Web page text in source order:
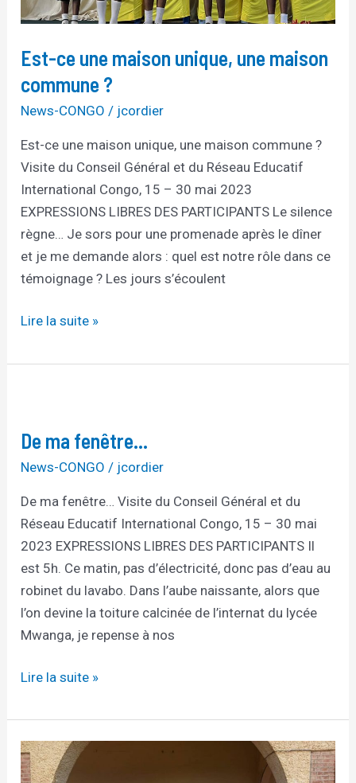
Est-ce une maison unique, une maison
commune ?
News-CONGO / jcordier
Est-ce une maison unique, une maison commune ?
Visite du Conseil Général et du Réseau Educatif
International Congo, 15 – 30 mai 2023
EXPRESSIONS LIBRES DES PARTICIPANTS Le silence
règne… Je sors pour une promenade après le dîner
et je me demande alors : quel est notre rôle dans ce
témoignage ? Les jours s’écoulent
Lire la suite »
De ma fenêtre…
News-CONGO / jcordier
De ma fenêtre… Visite du Conseil Général et du
Réseau Educatif International Congo, 15 – 30 mai
2023 EXPRESSIONS LIBRES DES PARTICIPANTS Il
est 5h. Ce matin, pas d’électricité, donc pas d’eau au
robinet du lavabo. Dans l’aube naissante, alors que
l’on devine la toiture calcinée de l’internat du lycée
Mwanga, je repense à nos
fenêtre…
Lire la suite »
CONGO
–